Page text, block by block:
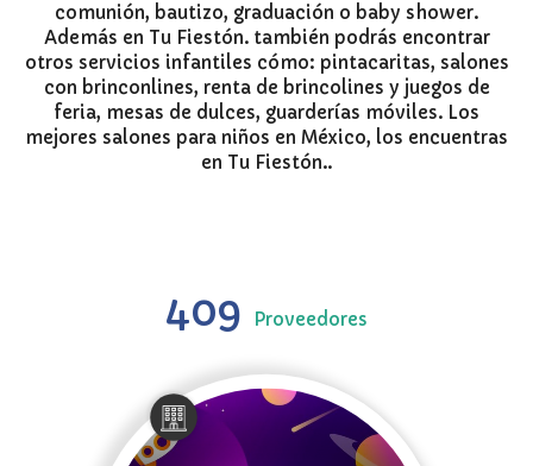
comunión, bautizo, graduación o baby shower.
Además en Tu Fiestón. también podrás encontrar
otros servicios infantiles cómo: pintacaritas, salones
con brinconlines, renta de brincolines y juegos de
feria, mesas de dulces, guarderías móviles. Los
mejores salones para niños en México, los encuentras
en Tu Fiestón..
409 Proveedores